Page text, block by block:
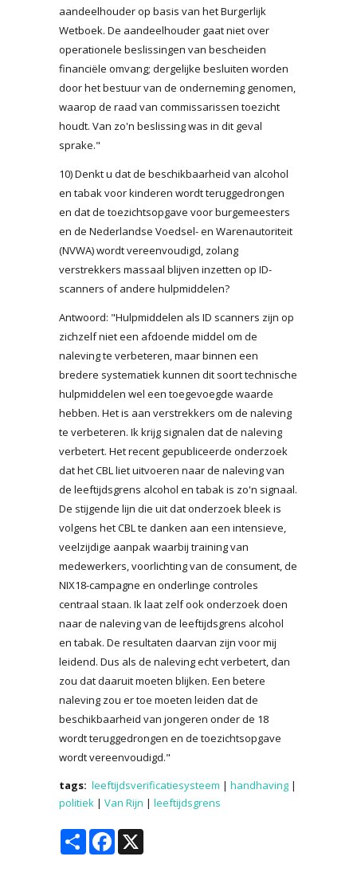
aandeelhouder op basis van het Burgerlijk
Wetboek. De aandeelhouder gaat niet over
operationele beslissingen van bescheiden
financiële omvang; dergelijke besluiten worden
door het bestuur van de onderneming genomen,
waarop de raad van commissarissen toezicht
houdt. Van zo'n beslissing was in dit geval
sprake."
10) Denkt u dat de beschikbaarheid van alcohol
en tabak voor kinderen wordt teruggedrongen
en dat de toezichtsopgave voor burgemeesters
en de Nederlandse Voedsel- en Warenautoriteit
(NVWA) wordt vereenvoudigd, zolang
verstrekkers massaal blijven inzetten op ID-
scanners of andere hulpmiddelen?
Antwoord: "Hulpmiddelen als ID scanners zijn op
zichzelf niet een afdoende middel om de
naleving te verbeteren, maar binnen een
bredere systematiek kunnen dit soort technische
hulpmiddelen wel een toegevoegde waarde
hebben. Het is aan verstrekkers om de naleving
te verbeteren. Ik krijg signalen dat de naleving
verbetert. Het recent gepubliceerde onderzoek
dat het CBL liet uitvoeren naar de naleving van
de leeftijdsgrens alcohol en tabak is zo'n signaal.
De stijgende lijn die uit dat onderzoek bleek is
volgens het CBL te danken aan een intensieve,
veelzijdige aanpak waarbij training van
medewerkers, voorlichting van de consument, de
NIX18-campagne en onderlinge controles
centraal staan. Ik laat zelf ook onderzoek doen
naar de naleving van de leeftijdsgrens alcohol
en tabak. De resultaten daarvan zijn voor mij
leidend. Dus als de naleving echt verbetert, dan
zou dat daaruit moeten blijken. Een betere
naleving zou er toe moeten leiden dat de
beschikbaarheid van jongeren onder de 18
wordt teruggedrongen en de toezichtsopgave
wordt vereenvoudigd."
tags: leeftijdsverificatiesysteem | handhaving |
politiek | Van Rijn | leeftijdsgrens
Share Facebook